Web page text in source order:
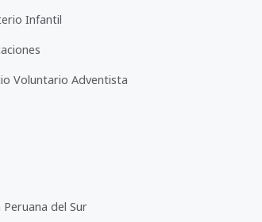
Infantil
Voluntario Adventista
Peruana del Sur